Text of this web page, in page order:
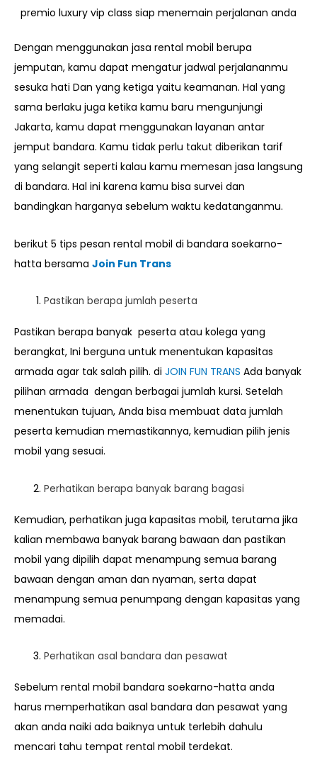
premio luxury vip class siap menemain perjalanan anda
Dengan menggunakan jasa rental mobil berupa
jemputan, kamu dapat mengatur jadwal perjalananmu
sesuka hati Dan yang ketiga yaitu keamanan. Hal yang
sama berlaku juga ketika kamu baru mengunjungi
Jakarta, kamu dapat menggunakan layanan antar
jemput bandara. Kamu tidak perlu takut diberikan tarif
yang selangit seperti kalau kamu memesan jasa langsung
di bandara. Hal ini karena kamu bisa survei dan
bandingkan harganya sebelum waktu kedatanganmu.
berikut 5 tips pesan rental mobil di bandara soekarno-
hatta bersama Join Fun Trans
Pastikan berapa jumlah peserta
Pastikan berapa banyak peserta atau kolega yang
berangkat, Ini berguna untuk menentukan kapasitas
armada agar tak salah pilih. di JOIN FUN TRANS Ada banyak
pilihan armada dengan berbagai jumlah kursi. Setelah
menentukan tujuan, Anda bisa membuat data jumlah
peserta kemudian memastikannya, kemudian pilih jenis
mobil yang sesuai.
Perhatikan berapa banyak barang bagasi
Kemudian, perhatikan juga kapasitas mobil, terutama jika
kalian membawa banyak barang bawaan dan pastikan
mobil yang dipilih dapat menampung semua barang
bawaan dengan aman dan nyaman, serta dapat
menampung semua penumpang dengan kapasitas yang
memadai.
Perhatikan asal bandara dan pesawat
Sebelum rental mobil bandara soekarno-hatta anda
harus memperhatikan asal bandara dan pesawat yang
akan anda naiki ada baiknya untuk terlebih dahulu
mencari tahu tempat rental mobil terdekat.